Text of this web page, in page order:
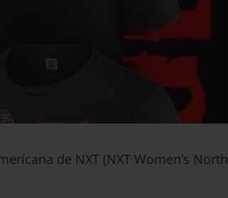
de NXT (NXT Women’s North